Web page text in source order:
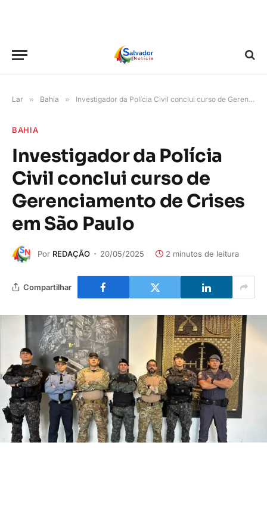
Lar » Bahia » Investigador da Polícia Civil conclui curso de Gerenciamento de Crises em São Paulo
BAHIA
Investigador da Polícia
Civil conclui curso de
Gerenciamento de Crises
em São Paulo
Por REDAÇÃO 20/05/2025 2 minutos de leitura
Compartilhar